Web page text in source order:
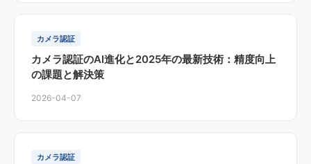
カメラ認証
カメラ認証のAI進化と2025年の最新技術：精度向上
の課題と解決策
2026-04-07
カメラ認証